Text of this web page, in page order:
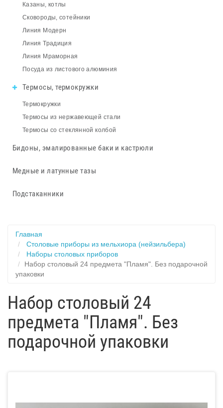
Казаны, котлы
Сковороды, сотейники
Линия Модерн
Линия Традиция
Линия Мраморная
Посуда из листового алюминия
Термосы, термокружки
Термокружки
Термосы из нержавеющей стали
Термосы со стеклянной колбой
Бидоны, эмалированные баки и кастрюли
Медные и латунные тазы
Подстаканники
Главная
Столовые приборы из мельхиора (нейзильбера)
Наборы столовых приборов
Набор столовый 24 предмета "Пламя". Без подарочной
упаковки
Набор столовый 24
предмета "Пламя". Без
подарочной упаковки